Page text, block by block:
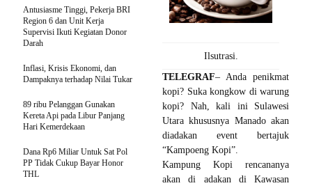
Ilsutrasi.
TELEGRAF– Anda penikmat
kopi? Suka kongkow di warung
kopi? Nah, kali ini Sulawesi
Utara khususnya Manado akan
diadakan event bertajuk
“Kampoeng Kopi”.
Kampung Kopi rencananya
akan di adakan di Kawasan
Antusiasme Tinggi, Pekerja BRI
Region 6 dan Unit Kerja
Supervisi Ikuti Kegiatan Donor
Darah
Inflasi, Krisis Ekonomi, dan
Dampaknya terhadap Nilai Tukar
89 ribu Pelanggan Gunakan
Kereta Api pada Libur Panjang
Hari Kemerdekaan
Dana Rp6 Miliar Untuk Sat Pol
PP Tidak Cukup Bayar Honor
THL